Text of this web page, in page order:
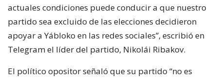
actuales condiciones puede conducir a que nuestro
partido sea excluido de las elecciones decidieron
apoyar a Yábloko en las redes sociales”, escribió en
Telegram el líder del partido, Nikolái Ribakov.
El político opositor señaló que su partido “no es